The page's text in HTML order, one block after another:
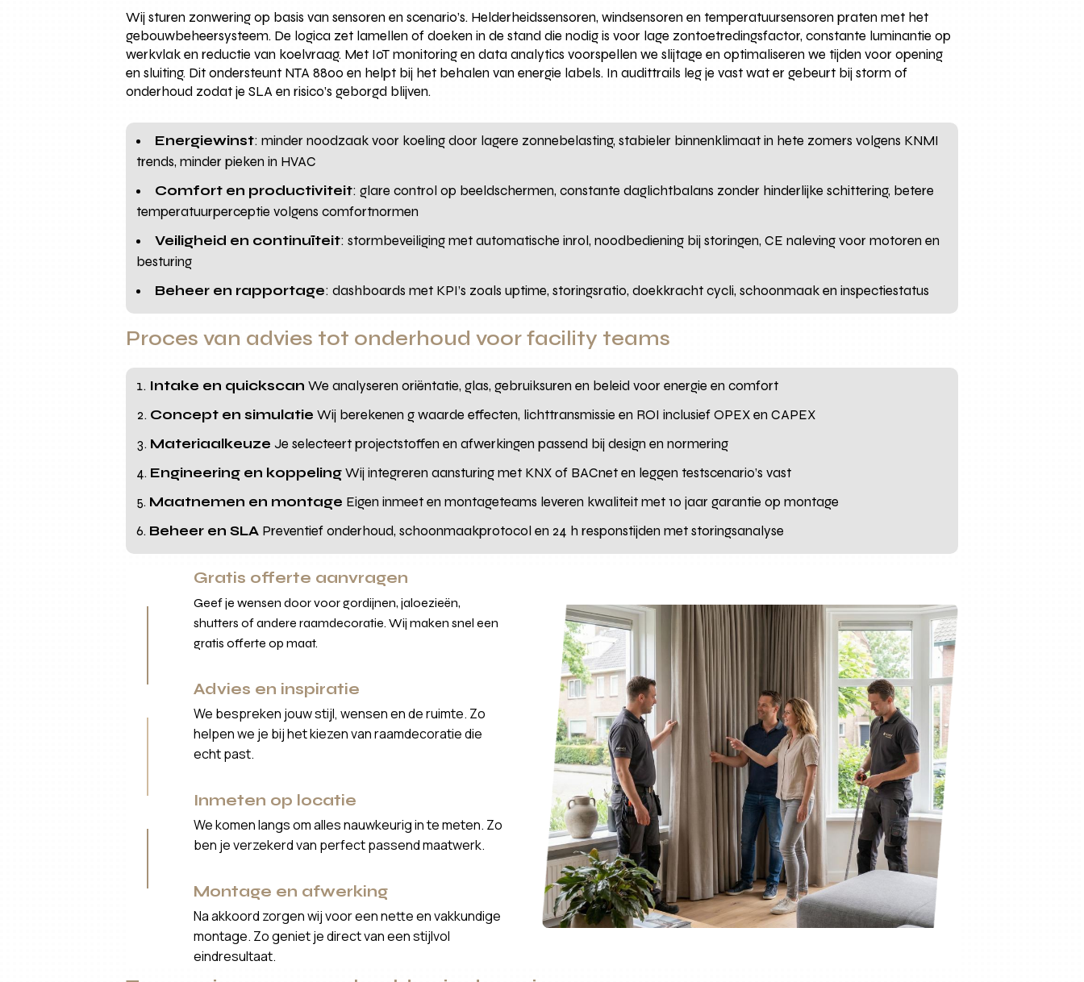
Wij sturen zonwering op basis van sensoren en scenario’s. Helderheidssensoren, windsensoren en temperatuursensoren praten met het
gebouwbeheersysteem. De logica zet lamellen of doeken in de stand die nodig is voor lage zontoetredingsfactor, constante luminantie op
werkvlak en reductie van koelvraag. Met IoT monitoring en data analytics voorspellen we slijtage en optimaliseren we tijden voor opening
en sluiting. Dit ondersteunt NTA 8800 en helpt bij het behalen van energie labels. In audittrails leg je vast wat er gebeurt bij storm of
onderhoud zodat je SLA en risico’s geborgd blijven.
Energiewinst: minder noodzaak voor koeling door lagere zonnebelasting, stabieler binnenklimaat in hete zomers volgens KNMI
trends, minder pieken in HVAC
Comfort en productiviteit: glare control op beeldschermen, constante daglichtbalans zonder hinderlijke schittering, betere
temperatuurperceptie volgens comfortnormen
Veiligheid en continuïteit: stormbeveiliging met automatische inrol, noodbediening bij storingen, CE naleving voor motoren en
besturing
Beheer en rapportage: dashboards met KPI’s zoals uptime, storingsratio, doekkracht cycli, schoonmaak en inspectiestatus
Proces van advies tot onderhoud voor facility teams
Intake en quickscan We analyseren oriëntatie, glas, gebruiksuren en beleid voor energie en comfort
Concept en simulatie Wij berekenen g waarde effecten, lichttransmissie en ROI inclusief OPEX en CAPEX
Materiaalkeuze Je selecteert projectstoffen en afwerkingen passend bij design en normering
Engineering en koppelingWij integreren aansturing met KNX of BACnet en leggen testscenario’s vast
Maatnemen en montage Eigen inmeet en montageteams leveren kwaliteit met 10 jaar garantie op montage
Beheer en SLA Preventief onderhoud, schoonmaakprotocol en 24 h responstijden met storingsanalyse
Gratis offerte aanvragen
Geef je wensen door voor gordijnen, jaloezieën,
shutters of andere raamdecoratie. Wij maken snel een
gratis offerte op maat.
Advies en inspiratie
We bespreken jouw stijl, wensen en de ruimte. Zo
helpen we je bij het kiezen van raamdecoratie die
echt past.
Inmeten op locatie
We komen langs om alles nauwkeurig in te meten. Zo
ben je verzekerd van perfect passend maatwerk.
Montage en afwerking
Na akkoord zorgen wij voor een nette en vakkundige
montage. Zo geniet je direct van een stijlvol
eindresultaat.